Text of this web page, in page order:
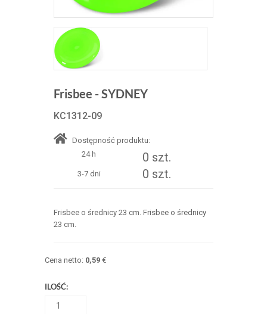
Frisbee - SYDNEY
KC1312-09
Dostępność produktu:
24 h
0 szt.
3-7 dni 0 szt.
Frisbee o średnicy 23 cm. Frisbee o średnicy
23 cm.
Cena netto: 0,59€
ILOŚĆ: